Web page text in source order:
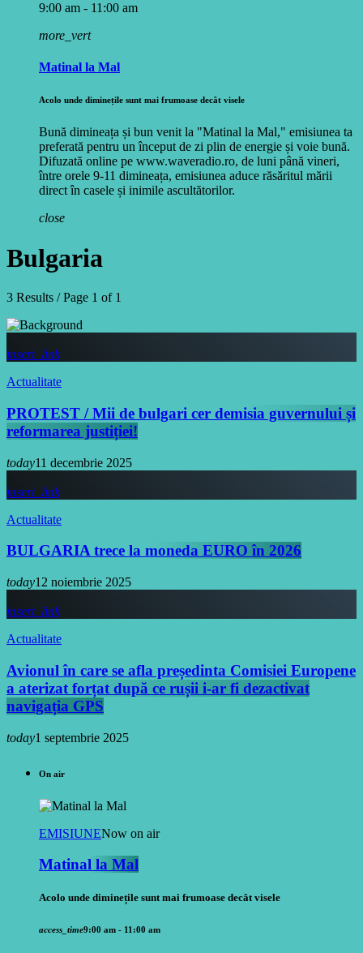
9:00 am - 11:00 am
more_vert
Matinal la Mal
Acolo unde diminețile sunt mai frumoase decât visele
Bună dimineața și bun venit la "Matinal la Mal," emisiunea ta
preferată pentru un început de zi plin de energie și voie bună.
Difuzată online pe www.waveradio.ro, de luni până vineri,
între orele 9-11 dimineața, emisiunea aduce răsăritul mării
direct în casele și inimile ascultătorilor.
close
Bulgaria
3 Results / Page 1 of 1
insert_link
Actualitate
PROTEST / Mii de bulgari cer demisia guvernului și
reformarea justiției!
today11 decembrie 2025
insert_link
Actualitate
BULGARIA trece la moneda EURO în 2026
today12 noiembrie 2025
insert_link
Actualitate
Avionul în care se afla președinta Comisiei Europene
a aterizat forțat după ce rușii i-ar fi dezactivat
navigația GPS
today1 septembrie 2025
On air
EMISIUNENow on air
Matinal la Mal
Acolo unde diminețile sunt mai frumoase decât visele
access_time9:00 am - 11:00 am